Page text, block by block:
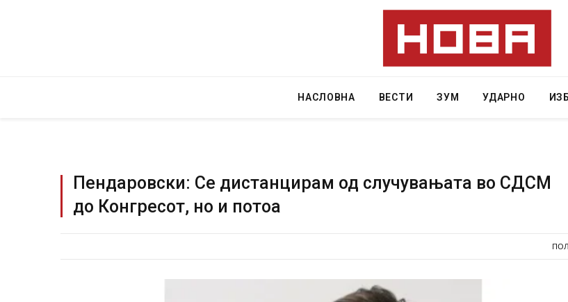
НАСЛОВНА ВЕСТИ ЗУМ УДАРНО
Пендаровски: Се дистанцирам од случувањата во СДСМ
до Конгресот, но и потоа